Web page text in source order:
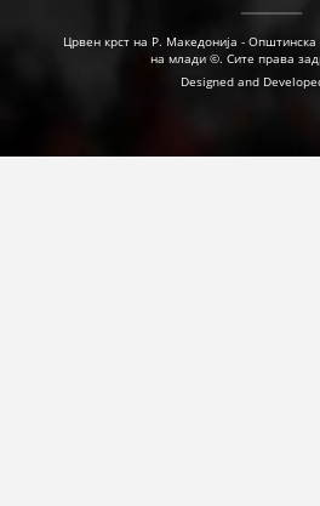
Црвен крст на Р. Македонија - Општинска
на млади ©. Сите права
Designed and